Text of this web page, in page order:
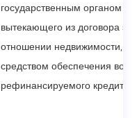
государственным органом
вытекающего из договора
отношении недвижимости,
средством обеспечения
рефинансируемого кредита.